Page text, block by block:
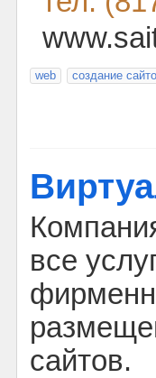
web создание
все
сайтов.